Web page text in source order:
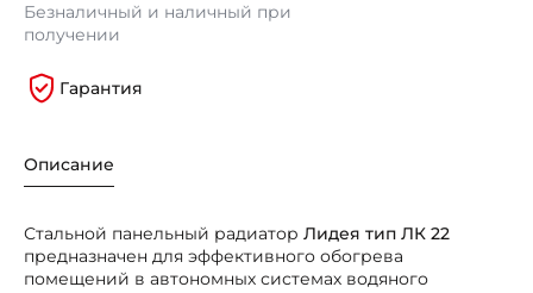
Безналичный и наличный при
получении
Гарантия
Описание
Стальной панельный радиатор Лидея тип ЛК 22
предназначен для эффективного обогрева
помещений в автономных системах водяного